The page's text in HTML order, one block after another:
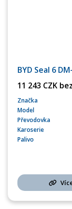
BYD Seal 6
11 243 CZK
Značka
Model
Převodovka
Karoserie
Palivo